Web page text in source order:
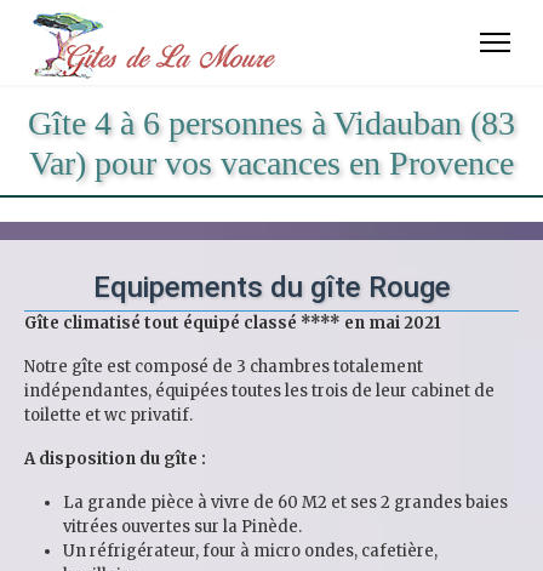
Gîte 4 à 6 personnes à Vidauban (83
Var) pour vos vacances en Provence
Equipements du gîte Rouge
Gîte climatisé tout équipé classé **** en mai 2021
Notre gîte est composé de 3 chambres totalement
indépendantes, équipées toutes les trois de leur cabinet de
toilette et wc privatif.
A disposition du gîte :
La grande pièce à vivre de 60 M2 et ses 2 grandes baies
vitrées ouvertes sur la Pinède.
Un réfrigérateur, four à micro ondes, cafetière,